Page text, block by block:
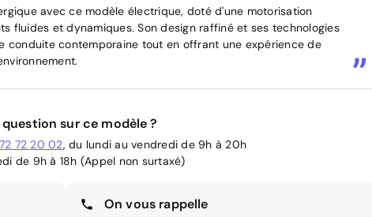
avec ce modèle électrique, doté d'une motorisation
fluides et dynamiques. Son design raffiné et ses technologies
conduite contemporaine tout en offrant une expérience de
question sur ce modèle ?
72 20 02, du lundi au vendredi de 9h à 20h
de 9h à 18h (Appel non surtaxé)
On vous rappelle